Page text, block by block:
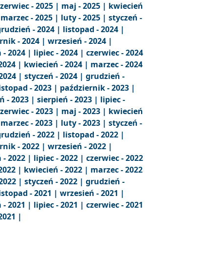
- 2025 | maj - 2025 | kwiecień
marzec - 2025 | luty - 2025 | styczeń -
- 2024 | listopad - 2024 |
- 2024 | wrzesień - 2024 |
2024 | lipiec - 2024 | czerwiec - 2024
| kwiecień - 2024 | marzec - 2024
| styczeń - 2024 | grudzień -
- 2023 | październik - 2023 |
- 2023 | sierpień - 2023 | lipiec -
- 2023 | maj - 2023 | kwiecień
marzec - 2023 | luty - 2023 | styczeń -
- 2022 | listopad - 2022 |
- 2022 | wrzesień - 2022 |
2022 | lipiec - 2022 | czerwiec - 2022
| kwiecień - 2022 | marzec - 2022
| styczeń - 2022 | grudzień -
- 2021 | wrzesień - 2021 |
2021 | lipiec - 2021 | czerwiec - 2021
|